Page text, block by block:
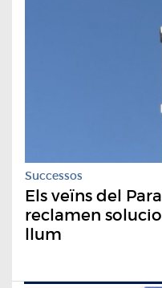
Successos
Els veïns del
reclamen
llum